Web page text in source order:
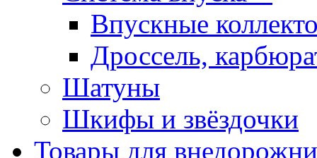
Впускные
Дроссель,
Шатуны
Шкифы и звёздочки
Товары для